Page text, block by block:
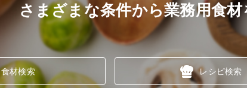
さまざまな条件から業務用食
食材検索 レシピ検索